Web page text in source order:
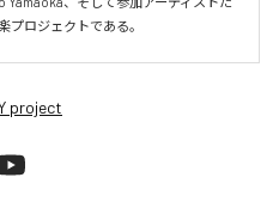
プロジェクトである。
project